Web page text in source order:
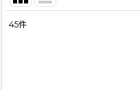
45件